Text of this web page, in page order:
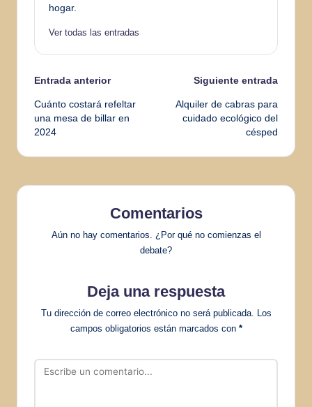
hogar.
Ver todas las entradas
Navegación
de
entradas
Entrada anterior
Cuánto costará refeltar
una mesa de billar en
2024
Siguiente entrada
Alquiler de cabras para
cuidado ecológico del
césped
Comentarios
Aún no hay comentarios. ¿Por qué no comienzas el
debate?
Deja una respuesta
Tu dirección de correo electrónico no será publicada. Los
campos obligatorios están marcados con *